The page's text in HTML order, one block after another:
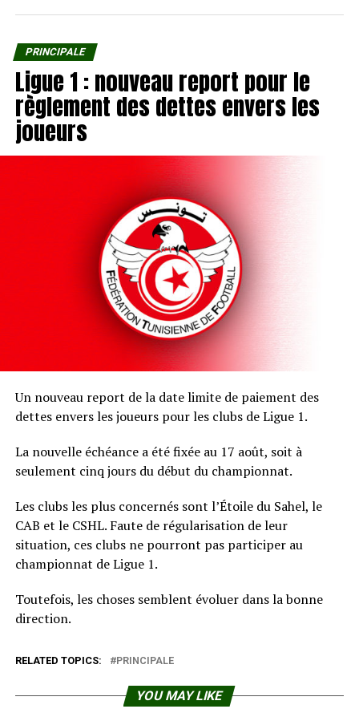
PRINCIPALE
Ligue 1 : nouveau report pour le
règlement des dettes envers les
joueurs
Un nouveau report de la date limite de paiement des
dettes envers les joueurs pour les clubs de Ligue 1.
La nouvelle échéance a été fixée au 17 août, soit à
seulement cinq jours du début du championnat.
Les clubs les plus concernés sont l’Étoile du Sahel, le
CAB et le CSHL. Faute de régularisation de leur
situation, ces clubs ne pourront pas participer au
championnat de Ligue 1.
Toutefois, les choses semblent évoluer dans la bonne
direction.
RELATED TOPICS: PRINCIPALE
YOU MAY LIKE